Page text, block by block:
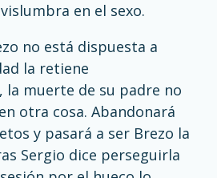
en el sexo.
no está dispuesta a
la retiene
la muerte de su padre no
otra cosa. Abandonará
y pasará a ser Brezo la
Sergio dice perseguirla